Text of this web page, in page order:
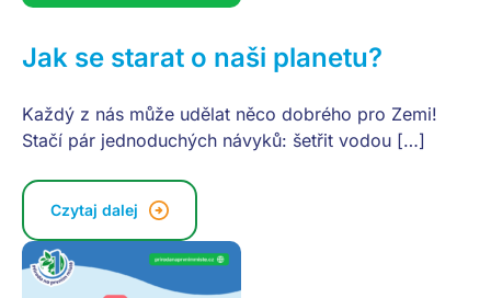
Jak se starat o naši planetu?
Každý z nás může udělat něco dobrého pro Zemi!
Stačí pár jednoduchých návyků: šetřit vodou […]
Czytaj dalej